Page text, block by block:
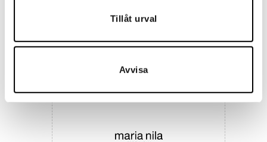
Tillåt urval
Avvisa
Hemmakväll